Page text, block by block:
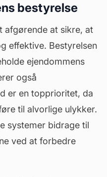
bestyrelse
afgørende at sikre, at
effektive. Bestyrelsen
ejendommens
også
er en topprioritet, da
til alvorlige ulykker.
systemer bidrage til
ved at forbedre